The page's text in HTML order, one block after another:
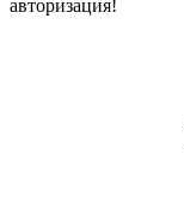
авторизация!